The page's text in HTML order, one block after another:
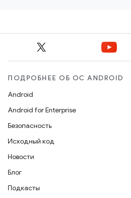
ПОДРОБНЕЕ ОБ ОС ANDROID
Android
Android for Enterprise
Безопасность
Исходный код
Новости
Блог
Подкасты